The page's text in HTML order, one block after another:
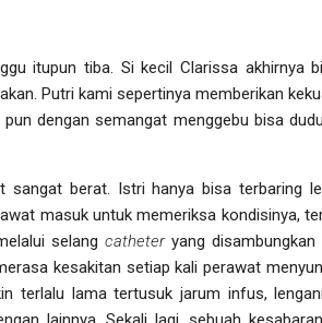
itupun tiba. Si kecil Clarissa akhirnya
Putri kami sepertinya memberikan
dengan semangat menggebu bisa
berat. Istri hanya bisa terbaring
masuk untuk memeriksa kondisinya,
selang catheteryang disambungkan
kesakitan setiap kali perawat
terlalu lama tertusuk jarum infus,